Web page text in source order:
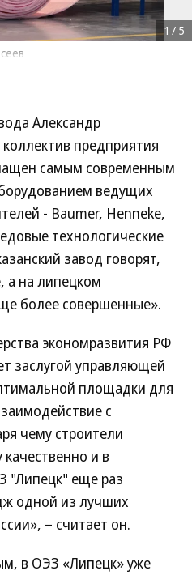
1 / 5
Александр
предприятия
самым современным
ведущих
- Baumer, Henneke,
технологические
завод говорят,
а на липецком
более совершенные».
экономразвития РФ
заслугой управляющей
площадки для
с
чему строители
и в
"Липецк" еще раз
одной из лучших
– считает он.
в ОЭЗ «Липецк» уже